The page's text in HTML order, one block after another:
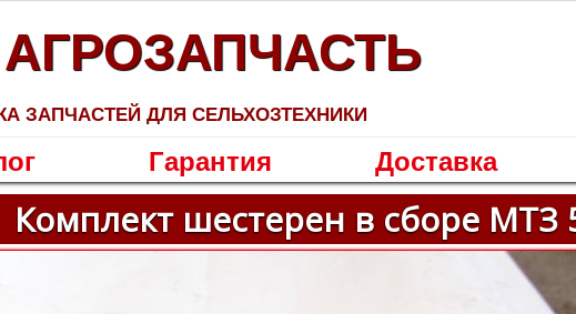
ЗАПЧАСТЕЙ ДЛЯ СЕЛЬХОЗТЕХНИКИ
Гарантия Доставка
Комплект шестерен в сборе МТЗ